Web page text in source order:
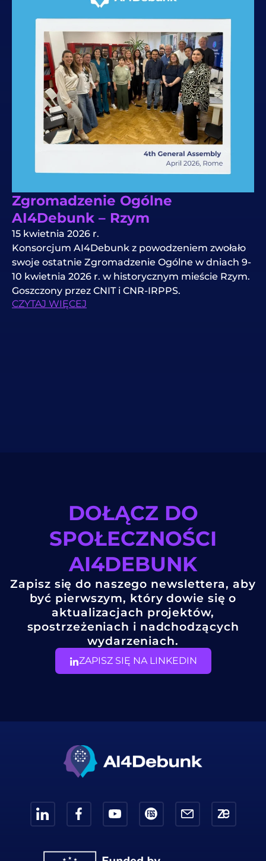
Zgromadzenie Ogólne
AI4Debunk – Rzym
15 kwietnia 2026 r.
Konsorcjum AI4Debunk z powodzeniem zwołało
swoje ostatnie Zgromadzenie Ogólne w dniach 9-
10 kwietnia 2026 r. w historycznym mieście Rzym.
Goszczony przez CNIT i CNR-IRPPS.
CZYTAJ WIĘCEJ
DOŁĄCZ DO
SPOŁECZNOŚCI
AI4DEBUNK
Zapisz się do naszego newslettera, aby
być pierwszym, który dowie się o
aktualizacjach projektów,
spostrzeżeniach i nadchodzących
wydarzeniach.
ZAPISZ SIĘ NA LINKEDIN